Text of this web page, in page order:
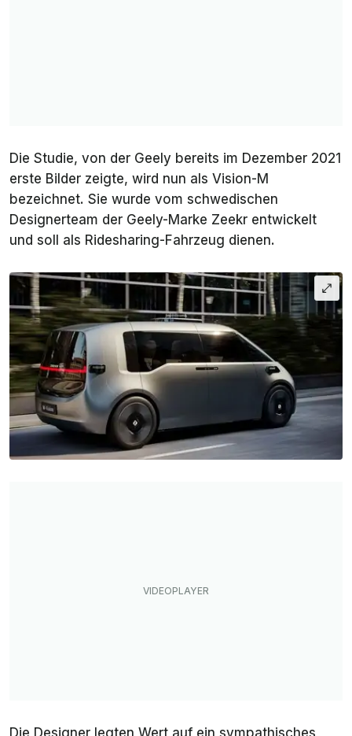
Die Studie, von der Geely bereits im Dezember 2021
erste Bilder zeigte, wird nun als Vision-M
bezeichnet. Sie wurde vom schwedischen
Designerteam der Geely-Marke Zeekr entwickelt
und soll als Ridesharing-Fahrzeug dienen.